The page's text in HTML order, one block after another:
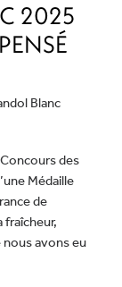
2025
Blanc
des
Médaille
de
nous avons eu